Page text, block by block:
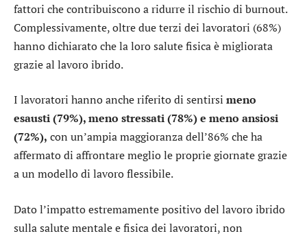
fattori che contribuiscono a ridurre il rischio di burnout.
Complessivamente, oltre due terzi dei lavoratori (68%)
hanno dichiarato che la loro salute fisica è migliorata
grazie al lavoro ibrido.
I lavoratori hanno anche riferito di sentirsi meno
esausti (79%), meno stressati (78%) e meno ansiosi
(72%), con un’ampia maggioranza dell’86% che ha
affermato di affrontare meglio le proprie giornate grazie
a un modello di lavoro flessibile.
Dato l’impatto estremamente positivo del lavoro ibrido
sulla salute mentale e fisica dei lavoratori, non